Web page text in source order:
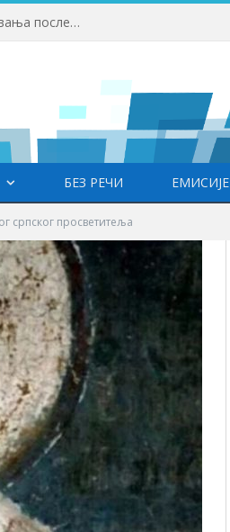
Републички штаб усвојио закључке у циљу ублажавања последица високих температура и пожара​
БЕЗ РЕЧИ ЕМИСИЈЕ
српског просветитеља